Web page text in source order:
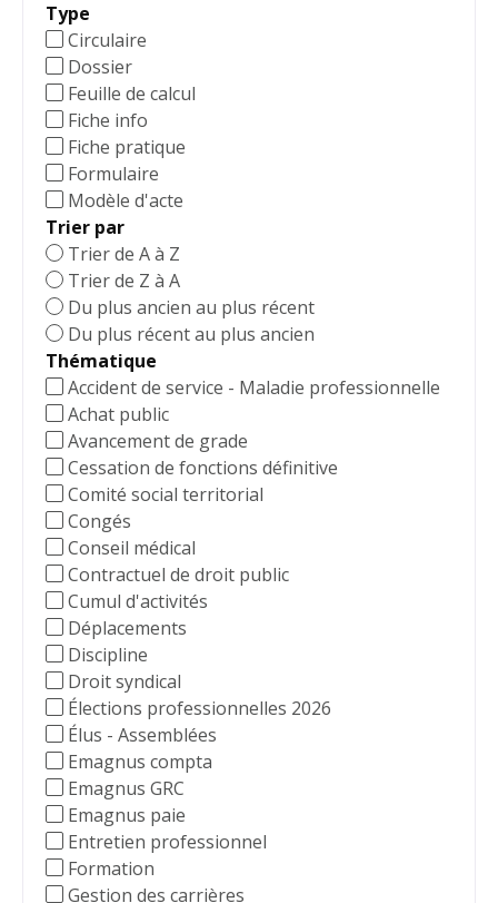
Type
Circulaire
Dossier
Feuille de calcul
Fiche info
Fiche pratique
Formulaire
Modèle d'acte
Trier par
Trier de A à Z
Trier de Z à A
Du plus ancien au plus récent
Du plus récent au plus ancien
Thématique
Accident de service - Maladie professionnelle
Achat public
Avancement de grade
Cessation de fonctions définitive
Comité social territorial
Congés
Conseil médical
Contractuel de droit public
Cumul d'activités
Déplacements
Discipline
Droit syndical
Élections professionnelles 2026
Élus - Assemblées
Emagnus compta
Emagnus GRC
Emagnus paie
Entretien professionnel
Formation
Gestion des carrières